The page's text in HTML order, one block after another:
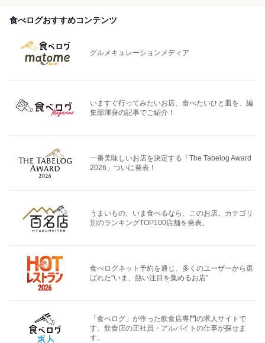
食べログおすすめコンテンツ
グルメキュレーションメディア
いますぐ行ってみたいお店、食べたいひと皿を、編
集部渾身の記事でご紹介！
一番美味しいお店を決定する「The Tabelog Award
2026」ついに発表！
うまいもの、いま食べるなら、このお店。カテゴリ
別のランキングTOP100店舗を発表。
食べログネット予約を通じ、多くのユーザーから選
ばれた"いま、熱い注目を集めるお店"
「食べログ」が作った飲食店専門の求人サイトで
す。飲食店の正社員・アルバイトの仕事が探せま
す。